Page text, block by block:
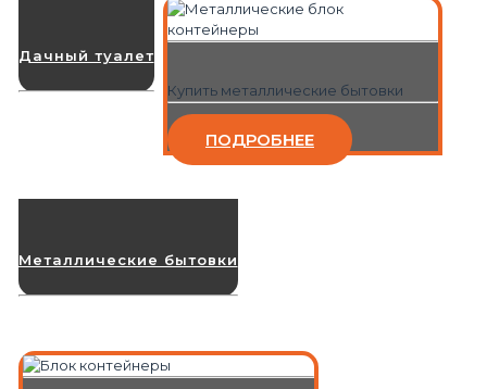
Дачный туалет
Купить металлические бытовки
ПОДРОБНЕЕ
Металлические бытовки